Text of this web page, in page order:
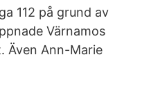
112 på grund av
Värnamos
Även Ann-Marie